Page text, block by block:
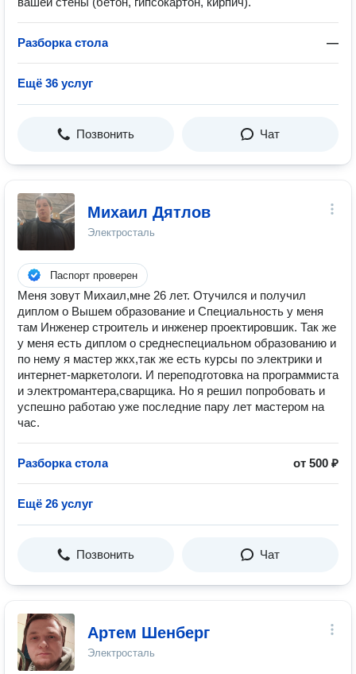
Разборка стола —
Ещё 36 услуг
Позвонить Чат
Михаил Дятлов
Электросталь
Паспорт проверен
Меня зовут Михаил,мне 26 лет. Отучился и получил
диплом о Вышем образование и Специальность у меня
там Инженер строитель и инженер проектировшик. Так же
у меня есть диплом о среднеспециальном образованию и
по нему я мастер жкх,так же есть курсы по электрики и
интернет-маркетологи. И переподготовка на программиста
и электромантера,сварщика. Но я решил попробовать и
успешно работаю уже последние пару лет мастером на
час.
Разборка стола от 500 ₽
Ещё 26 услуг
Позвонить Чат
Артем Шенберг
Электросталь